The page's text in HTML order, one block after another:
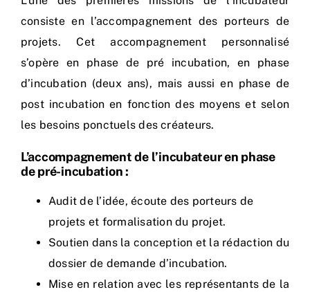
Nos process
Actualités
consiste en l’accompagnement des porteurs de
projets. Cet accompagnement personnalisé
s’opère en phase de pré incubation, en phase
d’incubation (deux ans), mais aussi en phase de
post incubation en fonction des moyens et selon
les besoins ponctuels des créateurs.
L’accompagnement de l’incubateur en phase
de pré-incubation :
Audit de l’idée, écoute des porteurs de
projets et formalisation du projet.
Soutien dans la conception et la rédaction du
dossier de demande d’incubation.
Mise en relation avec les représentants de la